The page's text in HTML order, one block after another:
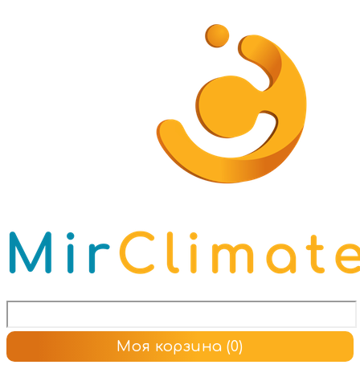
Моя корзина (0)